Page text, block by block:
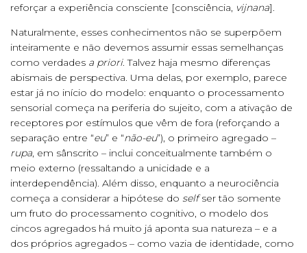
reforçar a experiência consciente [consciência, vijnana].
Naturalmente, esses conhecimentos não se superpõem
inteiramente e não devemos assumir essas semelhanças
como verdades a priori. Talvez haja mesmo diferenças
abismais de perspectiva. Uma delas, por exemplo, parece
estar já no início do modelo: enquanto o processamento
sensorial começa na periferia do sujeito, com a ativação de
receptores por estímulos que vêm de fora (reforçando a
separação entre “eu” e “não-eu”), o primeiro agregado –
rupa, em sânscrito – inclui conceitualmente também o
meio externo (ressaltando a unicidade e a
interdependência). Além disso, enquanto a neurociência
começa a considerar a hipótese do selfser tão somente
um fruto do processamento cognitivo, o modelo dos
cincos agregados há muito já aponta sua natureza – e a
dos próprios agregados – como vazia de identidade, como